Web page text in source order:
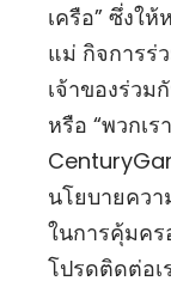
เครือ” ซึ่งใ
แม่ กิจการร่
เจ้าของร่วม
หรือ “พวกเร
นโยบายคว
ในการคุ้มค
โปรดติดต่อเ